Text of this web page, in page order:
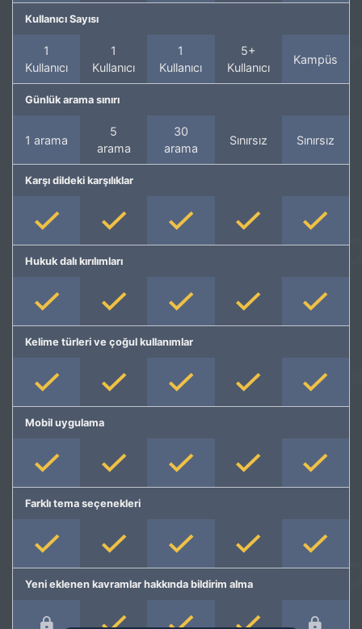
Kullanıcı Sayısı
1
Kullanıcı
1
Kullanıcı
1
Kullanıcı
5+
Kullanıcı
Kampüs
Günlük arama sınırı
1 arama
5
arama
30
arama
Sınırsız Sınırsız
Karşı dildeki karşılıklar
Hukuk dalı kırılımları
Kelime türleri ve çoğul kullanımlar
Mobil uygulama
Farklı tema seçenekleri
Yeni eklenen kavramlar hakkında bildirim alma